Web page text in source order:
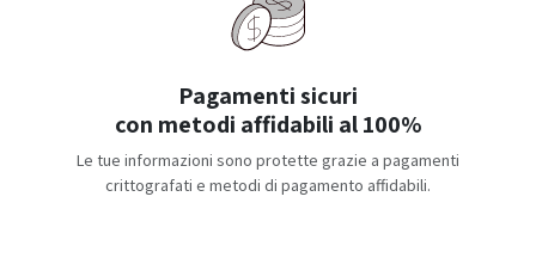
Pagamenti sicuri
con metodi affidabili al 100%
Le tue informazioni sono protette grazie a pagamenti
crittografati e metodi di pagamento affidabili.